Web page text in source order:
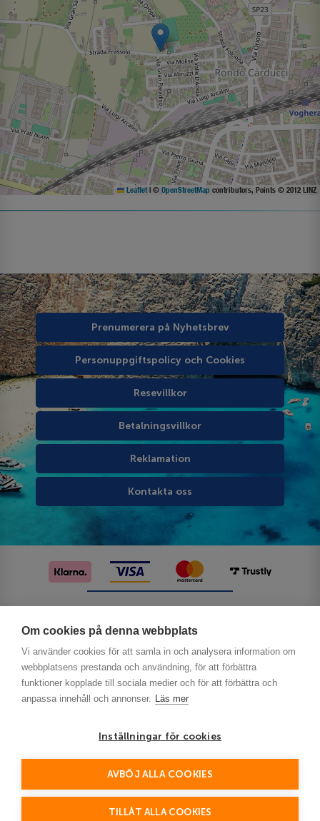
Om cookies på denna webbplats
Vi använder cookies för att samla in och analysera information om
webbplatsens prestanda och användning, för att förbättra
funktioner kopplade till sociala medier och för att förbättra och
anpassa innehåll och annonser. Läs mer
Inställningar för cookies
AVBÖJ ALLA COOKIES
TILLÅT ALLA COOKIES
Leaflet | © OpenStreetMap contributors, Points © 2012 LINZ
Prenumerera på Nyhetsbrev
Personuppgiftspolicy och Cookies
Resevillkor
Betalningsvillkor
Reklamation
Kontakta oss
This site is protected by reCAPTCHA and the Google
Policy and Terms of Service apply.